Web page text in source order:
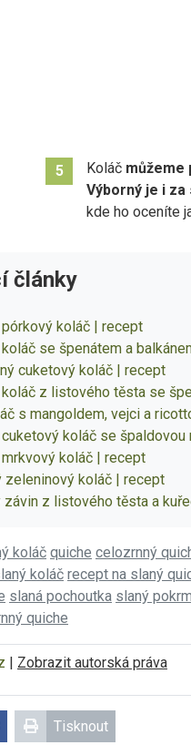
5 Koláč můžeme
Výborný je i za
kde ho oceníte
články
koláč | recept
se špenátem a
cuketový koláč | recept
z listového těsta se
s mangoldem, vejci a
koláč se špaldovou
koláč | recept
zeleninový koláč | recept
závin z listového těsta a
koláč quiche celozrnný
koláč recept na slaný
slaná pochoutka slaný pokrm
quiche
Zobrazit autorská práva
Tisknout